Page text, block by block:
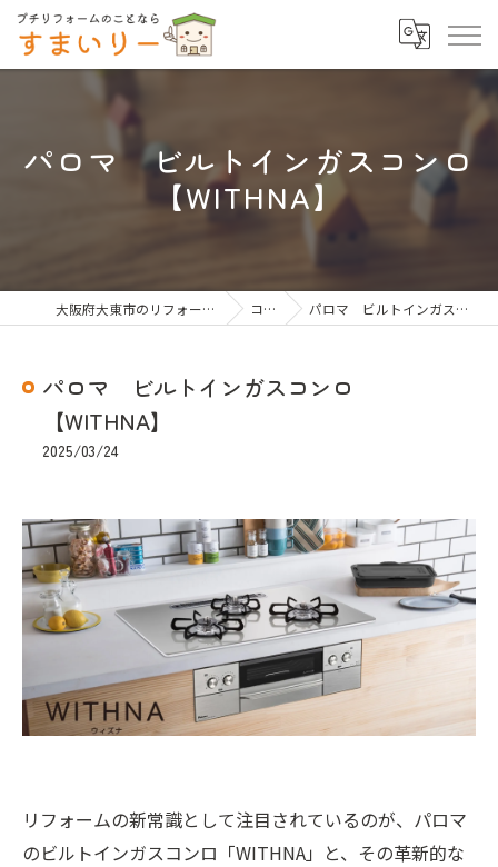
パロマ ビルトインガスコンロ
【WITHNA】
大阪府大東市のリフォームならすまいりー コラム パロマ ビルトインガスコンロ【WITHNA】
パロマ ビルトインガスコンロ
【WITHNA】
2025/03/24
リフォームの新常識として注目されているのが、パロマ
のビルトインガスコンロ「WITHNA」と、その革新的な